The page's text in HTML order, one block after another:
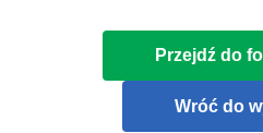
Przejdź do
Wróć do